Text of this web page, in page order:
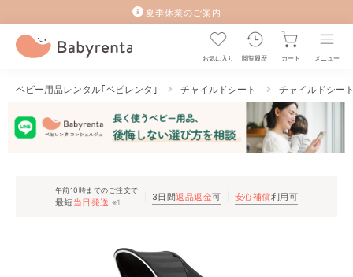
夏季休業のご案内
お気に入り 閲覧履歴 カート メニュー
ベビー用品レンタル｢ベビレンタ｣ チャイルドシート チャイルドシー
午前10時までのご注文で
最短 当日発送 ※1 3日間返品返金可 安心補償利用可